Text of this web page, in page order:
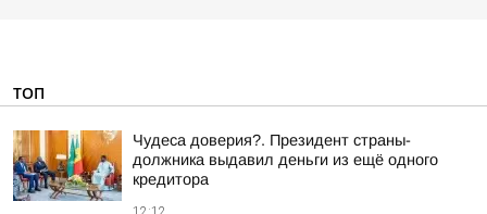
ТОП
Чудеса доверия?. Президент страны-
должника выдавил деньги из ещё одного
кредитора